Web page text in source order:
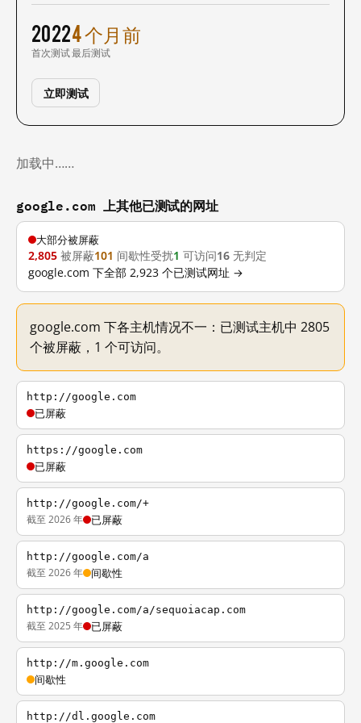
2022
首次测试
4 个月前
最后测试
立即测试
加载中……
google.com 上其他已测试的网址
大部分被屏蔽
2,805 被屏蔽101 间歇性受扰1 可访问16 无判定
google.com 下全部 2,923 个已测试网址 →
google.com 下各主机情况不一：已测试主机中 2805
个被屏蔽，1 个可访问。
http://google.com
已屏蔽
https://google.com
已屏蔽
http://google.com/+
截至 2026 年 已屏蔽
http://google.com/a
截至 2026 年 间歇性
http://google.com/a/sequoiacap.com
截至 2025 年 已屏蔽
http://m.google.com
间歇性
http://dl.google.com